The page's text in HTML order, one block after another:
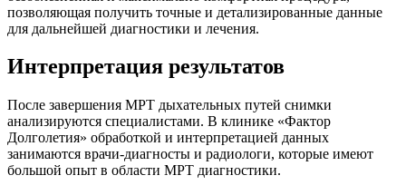
позволяющая получить точные и детализированные данные
для дальнейшей диагностики и лечения.
Интерпретация результатов
После завершения МРТ дыхательных путей снимки
анализируются специалистами. В клинике «Фактор
Долголетия» обработкой и интерпретацией данных
занимаются врачи-диагносты и радиологи, которые имеют
большой опыт в области МРТ диагностики.